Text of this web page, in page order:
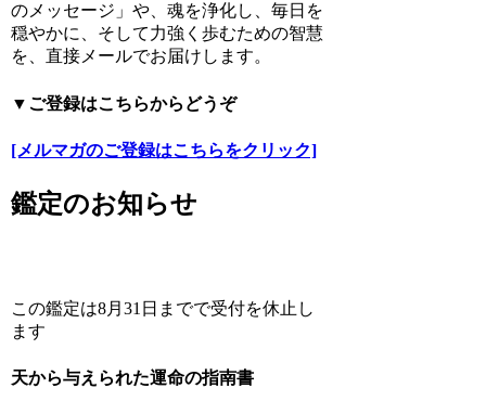
のメッセージ」や、魂を浄化し、毎日を
穏やかに、そして力強く歩むための智慧
を、直接メールでお届けします。
▼ご登録はこちらからどうぞ
[メルマガのご登録はこちらをクリック]
鑑定のお知らせ
この鑑定は8月31日までで受付を休止し
ます
天から与えられた運命の指南書